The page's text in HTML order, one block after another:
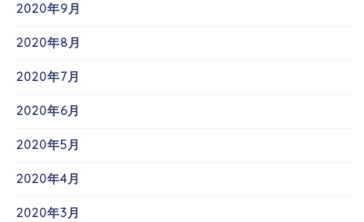
2020年9月
2020年8月
2020年7月
2020年6月
2020年5月
2020年4月
2020年3月